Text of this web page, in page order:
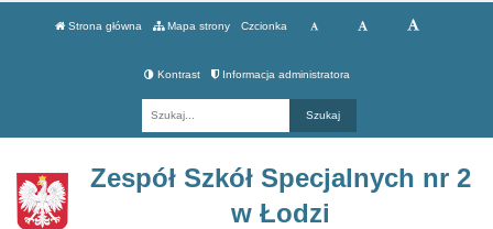
Strona główna Mapa strony Czcionka
Kontrast Informacja administratora
Zespół Szkół Specjalnych nr 2
w Łodzi